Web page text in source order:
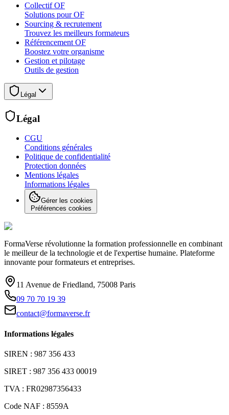
Collectif OF
Solutions pour OF
Sourcing & recrutement
Trouvez les meilleurs formateurs
Référencement OF
Boostez votre organisme
Gestion et pilotage
Outils de gestion
Légal
Légal
CGU
Conditions générales
Politique de confidentialité
Protection données
Mentions légales
Informations légales
Gérer les cookies
Préférences cookies
FormaVerse révolutionne la formation professionnelle en combinant
le meilleur de la technologie et de l'expertise humaine. Plateforme
innovante pour formateurs et entreprises.
11 Avenue de Friedland, 75008 Paris
09 70 70 19 39
contact@formaverse.fr
Informations légales
SIREN : 987 356 433
SIRET : 987 356 433 00019
TVA : FR02987356433
Code NAF : 8559A